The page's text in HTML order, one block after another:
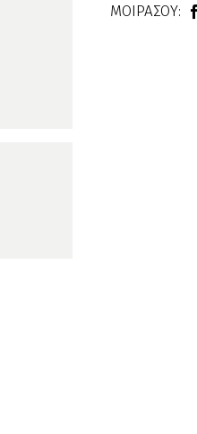
404
ΜΟΙΡΑΣΟΥ: